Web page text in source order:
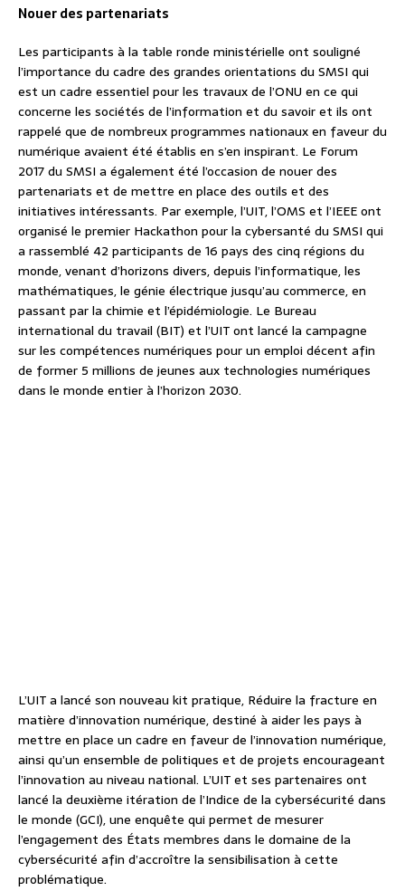
Nouer des partenariats
Les participants à la table ronde ministérielle ont souligné
l’importance du cadre des grandes orientations du SMSI qui
est un cadre essentiel pour les travaux de l’ONU en ce qui
concerne les sociétés de l’information et du savoir et ils ont
rappelé que de nombreux programmes nationaux en faveur du
numérique avaient été établis en s’en inspirant. Le Forum
2017 du SMSI a également été l’occasion de nouer des
partenariats et de mettre en place des outils et des
initiatives intéressants. Par exemple, l’UIT, l’OMS et l’IEEE ont
organisé le premier Hackathon pour la cybersanté du SMSI qui
a rassemblé 42 participants de 16 pays des cinq régions du
monde, venant d’horizons divers, depuis l’informatique, les
mathématiques, le génie électrique jusqu’au commerce, en
passant par la chimie et l’épidémiologie. Le Bureau
international du travail (BIT) et l’UIT ont lancé la campagne
sur les compétences numériques pour un emploi décent afin
de former 5 millions de jeunes aux technologies numériques
dans le monde entier à l’horizon 2030.
L’UIT a lancé son nouveau kit pratique, Réduire la fracture en
matière d’innovation numérique, destiné à aider les pays à
mettre en place un cadre en faveur de l’innovation numérique,
ainsi qu’un ensemble de politiques et de projets encourageant
l’innovation au niveau national. L’UIT et ses partenaires ont
lancé la deuxième itération de l’Indice de la cybersécurité dans
le monde (GCI), une enquête qui permet de mesurer
l’engagement des États membres dans le domaine de la
cybersécurité afin d’accroître la sensibilisation à cette
problématique.